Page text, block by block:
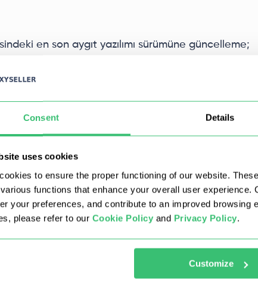
Consent Details
uses cookies
to ensure the proper functioning of our website.
functions that enhance your overall user experience.
your preferences, and contribute to an improved browsing
please refer to our Cookie Policy and Privacy Policy.
Customize
en son aygıt yazılımı sürümüne güncelleme;
çözemezseniz sağlayıcınızla iletişime geçin.
zaman tek başına izleme sonuçlarından doğru bir
önemlidir. Daha kapsamlı bir teşhis için ağ
gözden geçirilmesi veya özel ağ
gerekebilir.
nasıl yapılacağına ilişkin
mevcuttur: